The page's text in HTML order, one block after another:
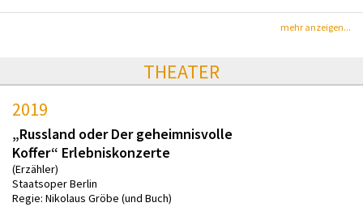
mehr anzeigen...
THEATER
2019
„Russland oder Der geheimnisvolle
Koffer“ Erlebniskonzerte
(Erzähler)
Staatsoper Berlin
Regie: Nikolaus Gröbe (und Buch)